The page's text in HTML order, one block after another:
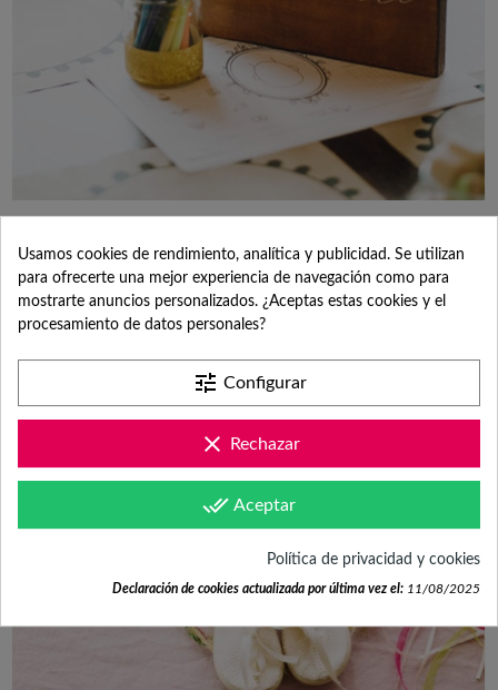
INOLVIDABLES Y ORIGINALES
En el emocionante mundo de la organización de eventos, nos
especializamos en personalización de productos para...
Usamos cookies de rendimiento, analítica y publicidad. Se utilizan
para ofrecerte una mejor experiencia de navegación como para
mostrarte anuncios personalizados. ¿Aceptas estas cookies y el
procesamiento de datos personales?
tune Configurar
clear Rechazar
done_all Aceptar
Política de privacidad y cookies
Declaración de cookies actualizada por última vez el: 11/08/2025